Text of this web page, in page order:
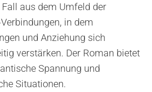
aus dem Umfeld der
in dem
und Anziehung sich
verstärken. Der Roman bietet
Spannung und
Situationen.